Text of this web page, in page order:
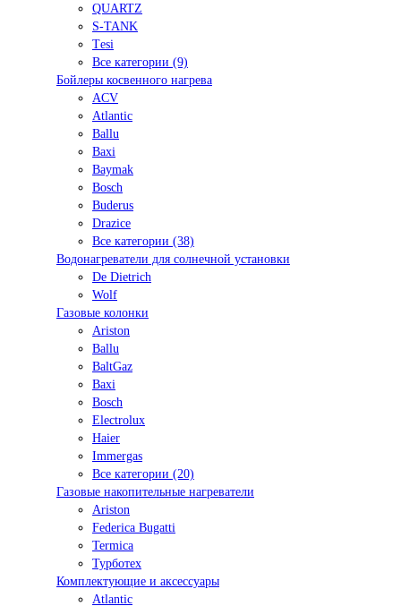
QUARTZ
S-TANK
Tеsi
Все категории (9)
Бойлеры косвенного нагрева
ACV
Atlantic
Ballu
Baxi
Baymak
Bosch
Buderus
Drazice
Все категории (38)
Водонагреватели для солнечной установки
De Dietrich
Wolf
Газовые колонки
Ariston
Ballu
BaltGaz
Baxi
Bosсh
Electrolux
Haier
Immergas
Все категории (20)
Газовые накопительные нагреватели
Ariston
Federica Bugatti
Termica
Турботех
Комплектующие и аксессуары
Atlantic